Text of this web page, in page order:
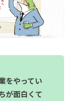
をやってい
が面白くて